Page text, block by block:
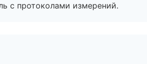
с протоколами измерений.